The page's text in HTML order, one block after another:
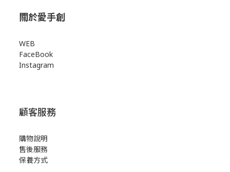
關於愛手創
WEB
FaceBook
Instagram
顧客服務
購物說明
售後服務
保養方式